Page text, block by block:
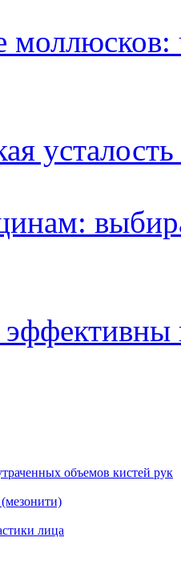
моллюсков:
объемов кистей рук
лица